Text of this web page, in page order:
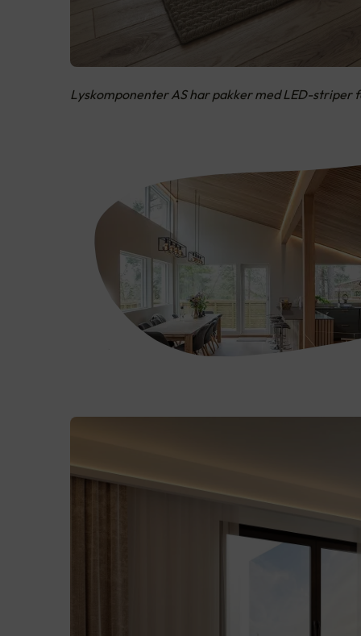
Lyskomponenter AS har pakker med LED-striper